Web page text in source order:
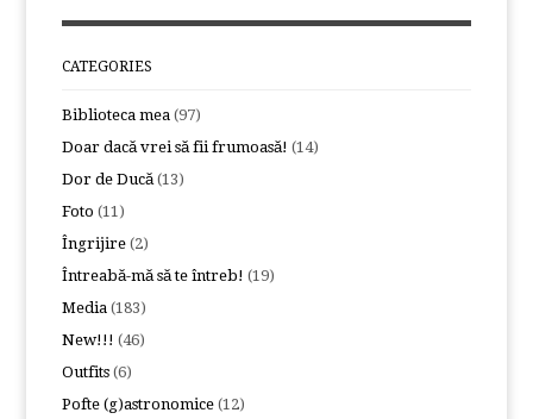
CATEGORIES
Biblioteca mea (97)
Doar dacă vrei să fii frumoasă! (14)
Dor de Ducă(13)
Foto (11)
Îngrijire (2)
Întreabă-mă să te întreb! (19)
Media (183)
New!!! (46)
Outfits (6)
Pofte (g)astronomice (12)